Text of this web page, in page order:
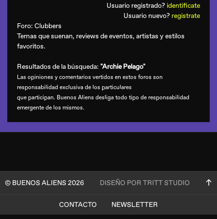
Usuario registrado? identificate
Usuario nuevo? registrate
Foro: Clubbers
Temas que suenan, reviews de eventos, artistas y estilos
favoritos.
Resultados de la búsqueda: "Archie Pelago"
Las opiniones y comentarios vertidos en estos foros son
responsabilidad exclusiva de los particulares
que participan. Buenos Aliens desliga todo tipo de responsabilidad
emergente de los mismos.
© BUENOS ALIENS 2026 DISEÑO POR TRITT STUDIO
CONTACTO
NEWSLETTER